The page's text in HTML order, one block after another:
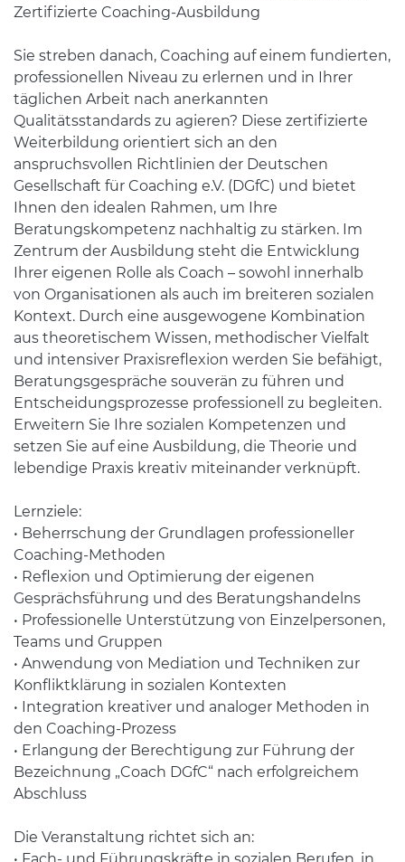
Zertifizierte Coaching-Ausbildung
Sie streben danach, Coaching auf einem fundierten,
professionellen Niveau zu erlernen und in Ihrer
täglichen Arbeit nach anerkannten
Qualitätsstandards zu agieren? Diese zertifizierte
Weiterbildung orientiert sich an den
anspruchsvollen Richtlinien der Deutschen
Gesellschaft für Coaching e.V. (DGfC) und bietet
Ihnen den idealen Rahmen, um Ihre
Beratungskompetenz nachhaltig zu stärken. Im
Zentrum der Ausbildung steht die Entwicklung
Ihrer eigenen Rolle als Coach – sowohl innerhalb
von Organisationen als auch im breiteren sozialen
Kontext. Durch eine ausgewogene Kombination
aus theoretischem Wissen, methodischer Vielfalt
und intensiver Praxisreflexion werden Sie befähigt,
Beratungsgespräche souverän zu führen und
Entscheidungsprozesse professionell zu begleiten.
Erweitern Sie Ihre sozialen Kompetenzen und
setzen Sie auf eine Ausbildung, die Theorie und
lebendige Praxis kreativ miteinander verknüpft.
Lernziele:
• Beherrschung der Grundlagen professioneller
Coaching-Methoden
• Reflexion und Optimierung der eigenen
Gesprächsführung und des Beratungshandelns
• Professionelle Unterstützung von Einzelpersonen,
Teams und Gruppen
• Anwendung von Mediation und Techniken zur
Konfliktklärung in sozialen Kontexten
• Integration kreativer und analoger Methoden in
den Coaching-Prozess
• Erlangung der Berechtigung zur Führung der
Bezeichnung „Coach DGfC“ nach erfolgreichem
Abschluss
Die Veranstaltung richtet sich an: